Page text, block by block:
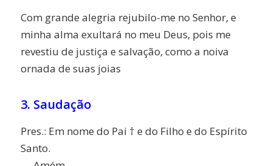
Com grande alegria rejubilo-me no Senhor, e
minha alma exultará no meu Deus, pois me
revestiu de justiça e salvação, como a noiva
ornada de suas joias
3. Saudação
Pres.: Em nome do Pai † e do Filho e do Espírito
Santo.